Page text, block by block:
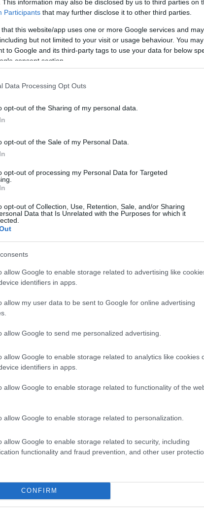
This information may also be disclosed by us to third parties on
Participants that may further disclose it to other third parties.
that this website/app uses one or more Google services and
but not limited to your visit or usage behaviour. You
to Google and its third-party tags to use your data for below
consent section.
Data Processing Opt Outs
opt-out of the Sharing of my personal data.
opt-out of the Sale of my Personal Data.
opt-out of processing my Personal Data for Targeted
opt-out of Collection, Use, Retention, Sale, and/or Sharing
Data that Is Unrelated with the Purposes for which it
allow Google to enable storage related to advertising like
identifiers in apps.
allow my user data to be sent to Google for online advertising
allow Google to send me personalized advertising.
allow Google to enable storage related to analytics like cookies
identifiers in apps.
allow Google to enable storage related to functionality of the
allow Google to enable storage related to personalization.
allow Google to enable storage related to security, including
functionality and fraud prevention, and other user
CONFIRM
Számos jótékonysági kezdeményezés indult az
Az állami támogatás mellett magánszemélyek és
az áldozatok támogatásához. A világ szeme most
hatalmas katasztrófa után hogyan képes az
komolyan a klímaváltozás elleni harcot.
videók, minden, ami 1-2 percbe belefér.
hangulata – Jön a második forduló! (X)
Putyint Olivier